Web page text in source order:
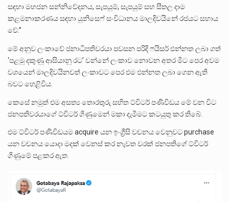
සඳහා මහජන සන්නිවේදනය, සැපයුම්, සැපයුම් සහ සීතල දාම
කළමනාකරණය සඳහා යුනිසෙෆ් සංවිධානය මාලදිවයිනේ රජයට සහාය
වේ.”
මේ අනුව ලංකාවේ ජනාධිපතිවරයා පවසන පරිදි ෆයිසර් එන්නත ලබා ගත්
‘පළමු දකුණු ආසියානු රට’ වන්නේ ලංකාව නොවන අතර මීට පෙර අවම
වශයෙන් මාලදිවයිනවත් ලංකාවට පෙර එම එන්නත ලබා ගෙන ඇති
බවට හෙළිවිය.
කෙසේ නමුත් එම අසත්‍ය තොරතුරු සහිත ට්විටර් පණිවිඩය මේ වන විට
ජනපතිවරයාගේ ට්විටර් ගිණුමෙන් මකා දැමීමට කටයුතු කර තිබේ.
එම ට්විටර් පණිවිඩයම acquire යන ඉංග්‍රීසි වචනය වෙනුවට purchase
යන වචනය යොදා මදක් වෙනස් කර නැවත වරක් ජනපතිගේ ට්විටර්
ගිණුමේ පළකර ඇත.